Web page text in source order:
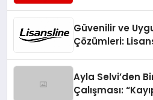
Güvenilir ve
Çözümleri:
Ayla Selvi’den
Çalışması: